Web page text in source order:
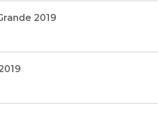
2019